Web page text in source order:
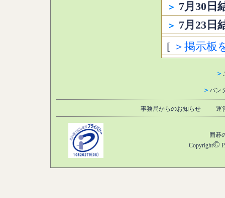
＞ 7月30日
＞ 7月23日
[ ＞掲示板
＞
＞ パン
事務局からのお知らせ 運
囲碁
Copyright©